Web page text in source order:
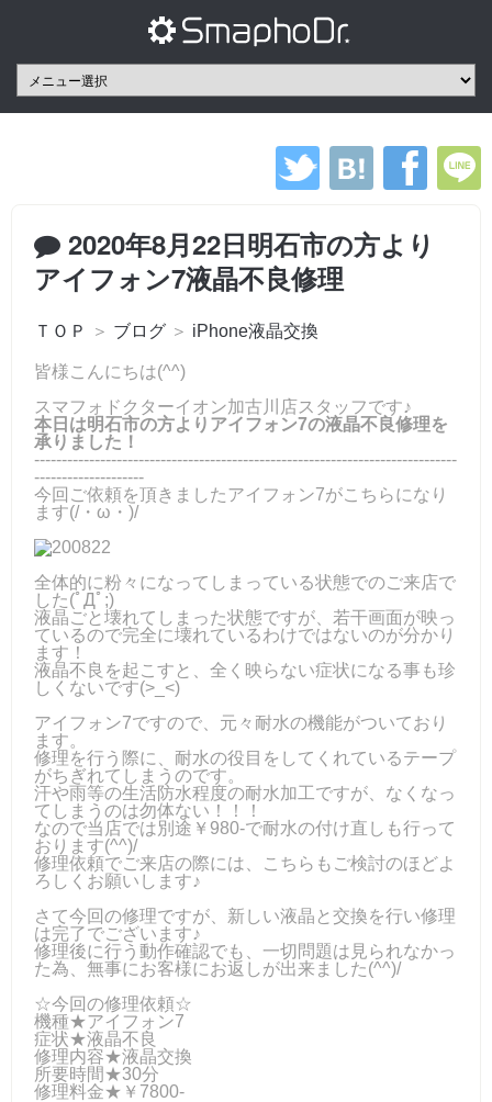
2020年8月22日明石市の方より
アイフォン7液晶不良修理
ＴＯＰ ＞ ブログ ＞ iPhone液晶交換
皆様こんにちは(^^)
スマフォドクターイオン加古川店スタッフです♪
本日は明石市の方よりアイフォン7の液晶不良修理を
承りました！
-----------------------------------------------------------------------------
--------------------
今回ご依頼を頂きましたアイフォン7がこちらになり
ます(/・ω・)/
全体的に粉々になってしまっている状態でのご来店で
した(ﾟДﾟ;)
液晶ごと壊れてしまった状態ですが、若干画面が映っ
ているので完全に壊れているわけではないのが分かり
ます！
液晶不良を起こすと、全く映らない症状になる事も珍
しくないです(>_<)
アイフォン7ですので、元々耐水の機能がついており
ます。
修理を行う際に、耐水の役目をしてくれているテープ
がちぎれてしまうのです。
汗や雨等の生活防水程度の耐水加工ですが、なくなっ
てしまうのは勿体ない！！！
なので当店では別途￥980-で耐水の付け直しも行って
おります(^^)/
修理依頼でご来店の際には、こちらもご検討のほどよ
ろしくお願いします♪
さて今回の修理ですが、新しい液晶と交換を行い修理
は完了でございます♪
修理後に行う動作確認でも、一切問題は見られなかっ
た為、無事にお客様にお返しが出来ました(^^)/
☆今回の修理依頼☆
機種★アイフォン7
症状★液晶不良
修理内容★液晶交換
所要時間★30分
修理料金★￥7800-